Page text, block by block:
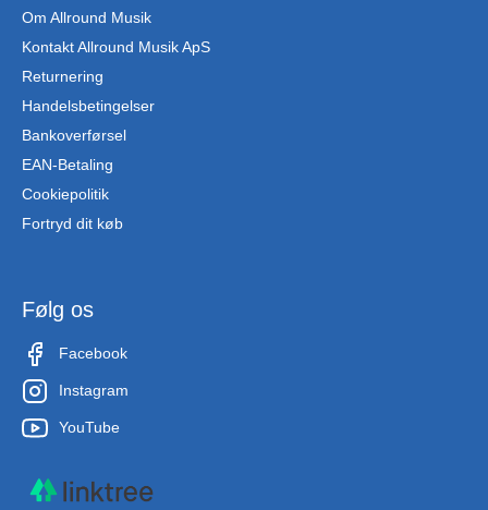
Om Allround Musik
Kontakt Allround Musik ApS
Returnering
Handelsbetingelser
Bankoverførsel
EAN-Betaling
Cookiepolitik
Fortryd dit køb
Følg os
Facebook
Instagram
YouTube